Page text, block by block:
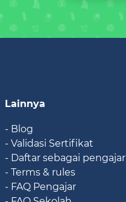
Lainnya
- Blog
- Validasi Sertifikat
- Daftar sebagai pengajar
- Terms & rules
- FAQ Pengajar